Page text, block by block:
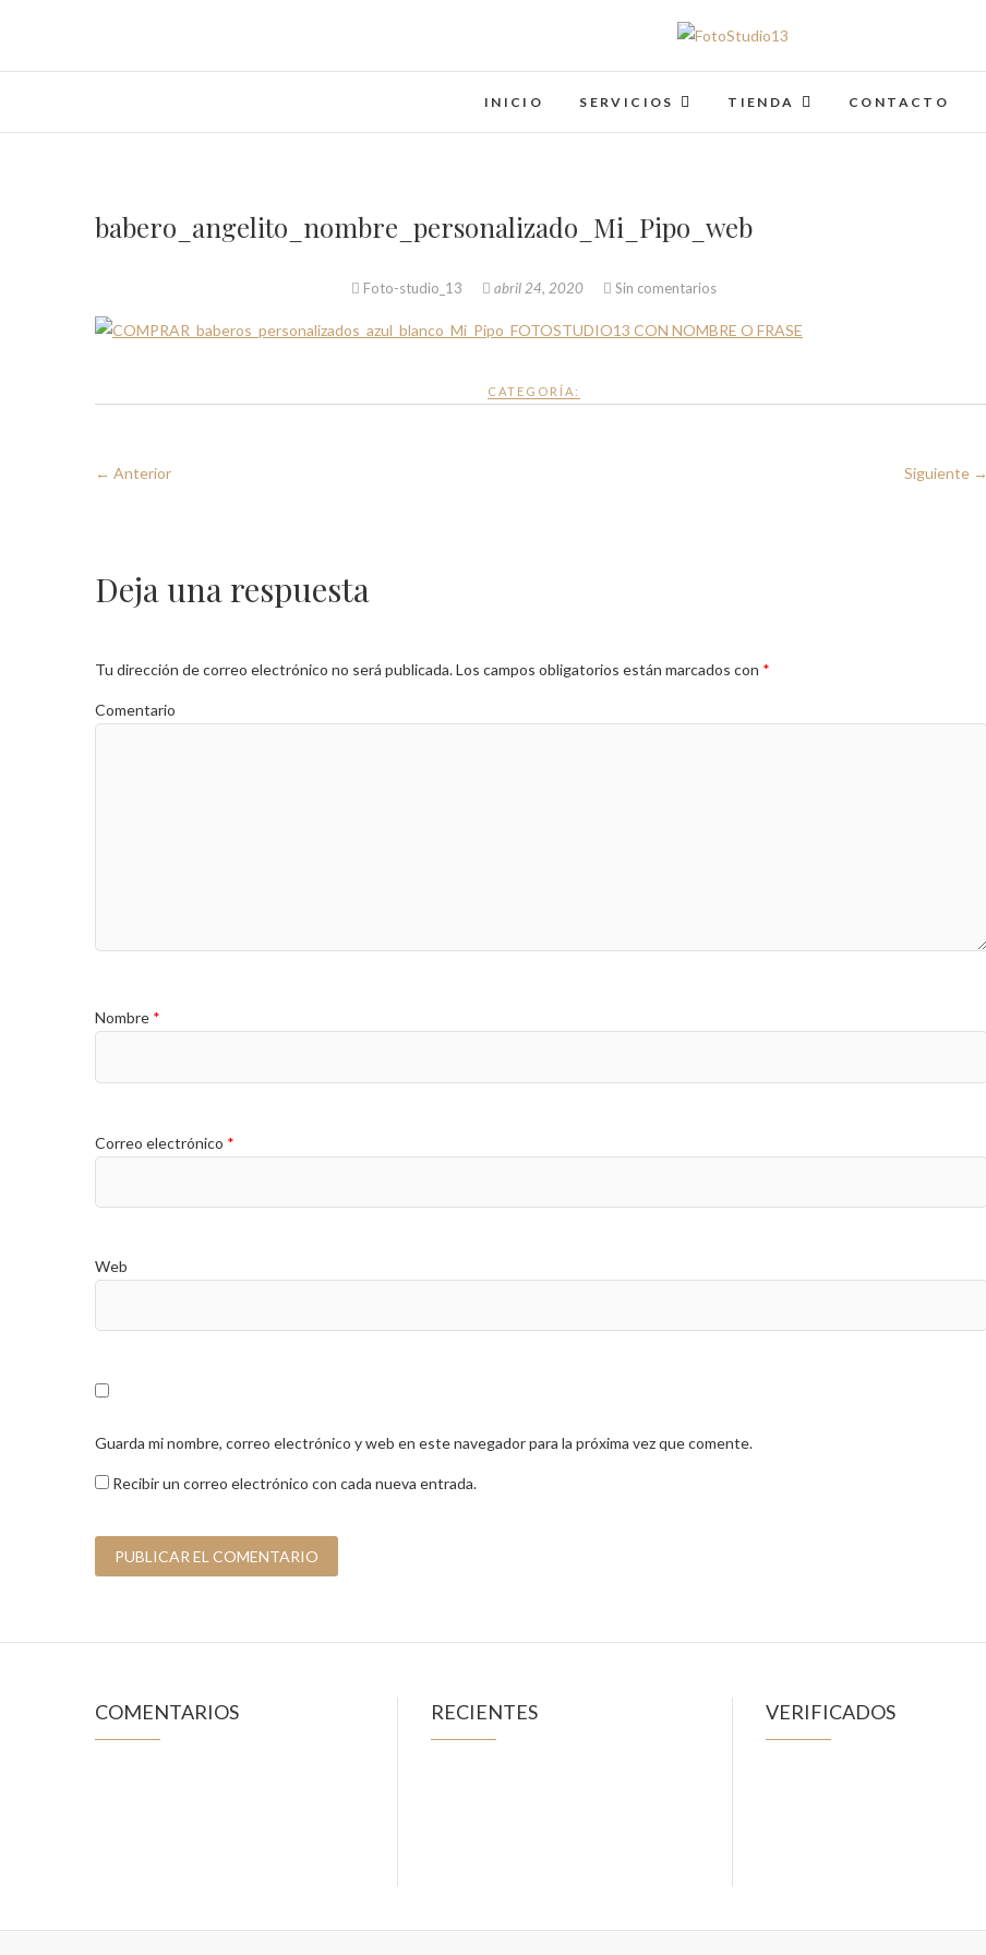
contenido
FotoStudio13
INICIO SERVICIOS TIENDA CONTACTO
babero_angelito_nombre_personalizado_Mi_Pipo_web
Foto-studio_13 abril 24, 2020 Sin comentarios
CATEGORÍA:
← Anterior Siguiente →
Deja una respuesta
Tu dirección de correo electrónico no será publicada.Los campos obligatorios están marcados con *
Comentario
Nombre *
Correo electrónico *
Web
Guarda mi nombre, correo electrónico y web en este navegador para la próxima vez que comente.
Recibir un correo electrónico con cada nueva entrada.
COMENTARIOS RECIENTES VERIFICADOS